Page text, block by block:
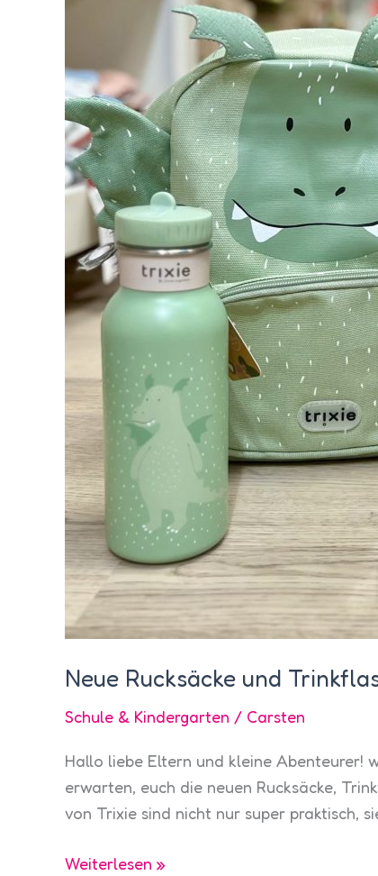
Neue Rucksäcke und
Schule & Kindergarten / Carsten
Hallo liebe Eltern und kleine Abenteurer!
erwarten, euch die neuen Rucksäcke,
von Trixie sind nicht nur super praktisch,
Neue
Weiterlesen »